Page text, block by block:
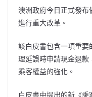
澳洲政府今日正式發
進行重大改革。
該白皮書包含一項重
理延誤時申請現金退
乘客權益的強化。
白皮書中提出的新《